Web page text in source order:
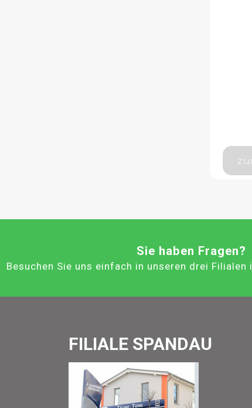
Sie haben Fragen?
Besuchen Sie uns einfach in unseren drei Filialen
FILIALE SPANDAU